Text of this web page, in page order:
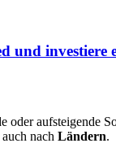
und
oder aufsteigende
nach Ländern.